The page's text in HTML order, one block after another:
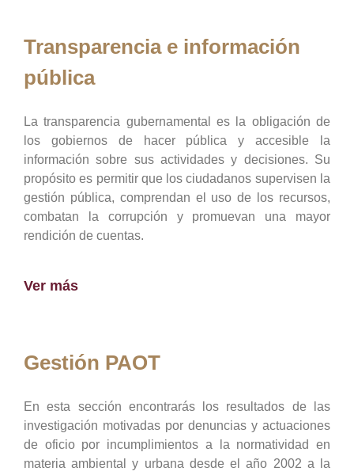
Transparencia e información
pública
La transparencia gubernamental es la obligación de
los gobiernos de hacer pública y accesible la
información sobre sus actividades y decisiones. Su
propósito es permitir que los ciudadanos supervisen la
gestión pública, comprendan el uso de los recursos,
combatan la corrupción y promuevan una mayor
rendición de cuentas.
Ver más
Gestión PAOT
En esta sección encontrarás los resultados de las
investigación motivadas por denuncias y actuaciones
de oficio por incumplimientos a la normatividad en
materia ambiental y urbana desde el año 2002 a la